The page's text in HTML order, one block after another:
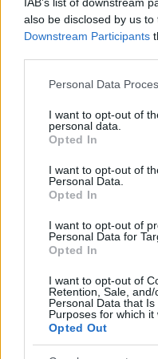
also be disclosed by us
Downstream Participants
Please note that this
not limited to your visit or
grant or deny consent to
use your data for below
consent section.
Personal Data
I want to opt-out of
personal data.
Opted In
I want to opt-out of
Personal Data.
Opted In
I want to opt-out of
Personal Data for
Opted In
I want to opt-out of
Retention, Sale,
Personal Data that
Purposes for which it
Opted Out
Εγώ χθες
εξαιρετικές
ερευνητικές ομάδες
πανεπιστήμια της
επίπεδο σπουδών στα
λοιπόν, γιατί να μη
προφανώς όχι σε